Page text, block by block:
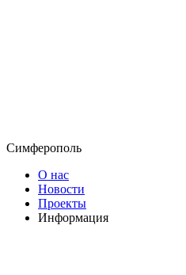
Симферополь
О нас
Новости
Проекты
Информация